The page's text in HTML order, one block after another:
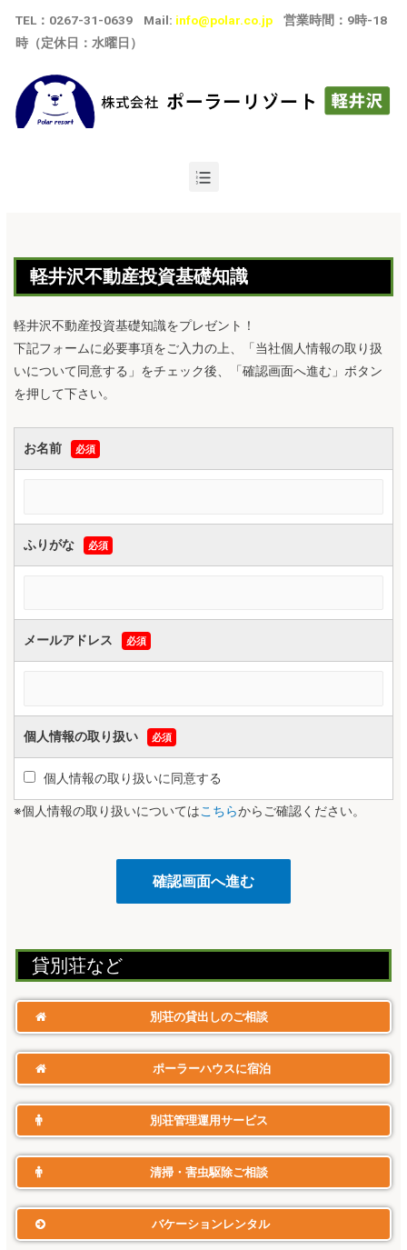
TEL ： 0267-31-0639 Mail: info@polar.co.jp
営業時間：9時-18
時（定休日：水曜日）
軽井沢不動産投資基礎知識
軽井沢不動産投資基礎知識をプレゼント！
下記フォームに必要事項をご入力の上、「当社個人情報の取り扱
いについて同意する」をチェック後、「確認画面へ進む」ボタン
を押して下さい。
お名前 必須
ふりがな 必須
メールアドレス 必須
個人情報の取り扱い 必須
個人情報の取り扱いに同意する
※個人情報の取り扱いについてはこちらからご確認ください。
貸別荘​など
別荘の貸出しのご相談
ポーラーハウスに宿泊
別荘管理運用サービス
清掃・害虫駆除ご相談
バケーションレンタル